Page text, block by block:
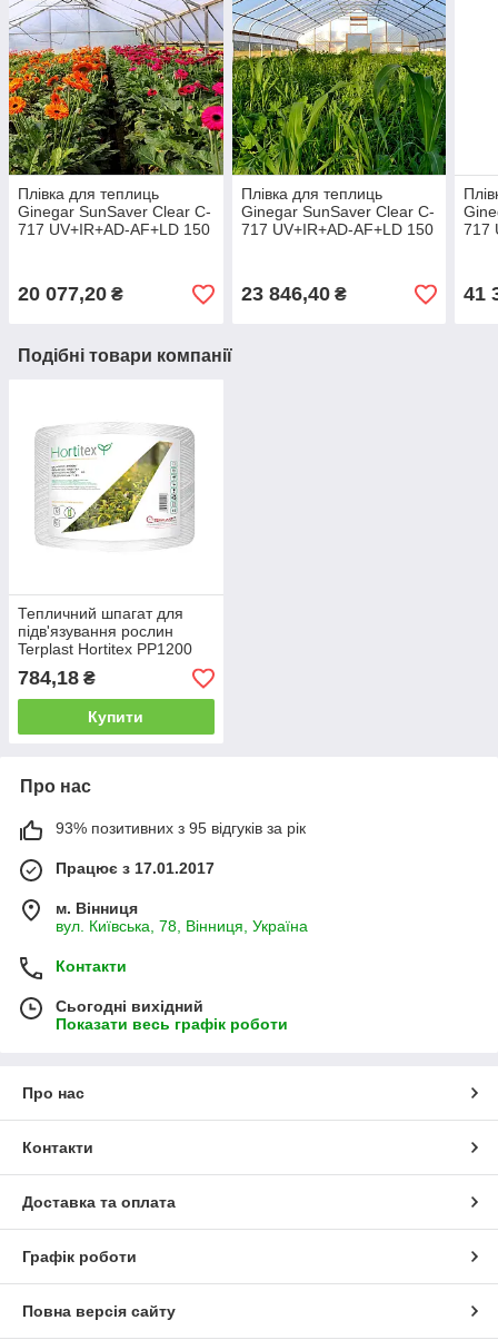
Плівка для теплиць
Ginegar SunSaver Clear C-
717 UV+IR+AD-AF+LD 150
20 077,20 ₴
Плівка для теплиць
Ginegar SunSaver Clear C-
717 UV+IR+AD-AF+LD 150
23 846,40₴
717
41
Подібні товари компанії
Тепличний шпагат для
підв'язування рослин
Terplast Hortitex PP1200
830 tex 2400 м 2 кг білий
784,18 ₴
Купити
Про нас
93% позитивних з 95 відгуків за рік
Працює з 17.01.2017
м. Вінниця
вул. Київська, 78, Вінниця, Україна
Контакти
Сьогодні вихідний
Показати весь графік роботи
Про нас
Контакти
Доставка та оплата
Графік роботи
Повна версія сайту